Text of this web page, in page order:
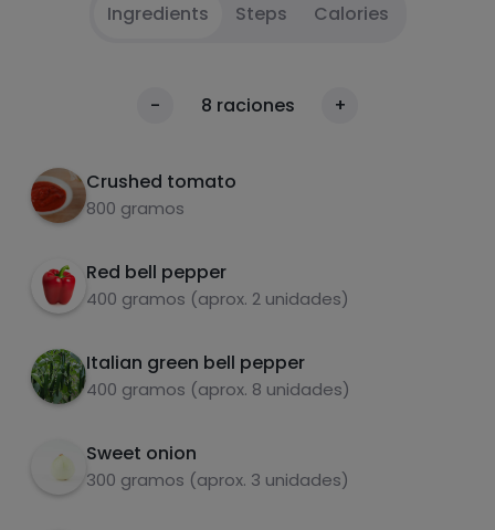
Ingredients Steps Calories
- 8 raciones +
Crushed tomato
800 gramos
Red bell pepper
400 gramos (aprox. 2 unidades)
Italian green bell pepper
400 gramos (aprox. 8 unidades)
Sweet onion
300 gramos (aprox. 3 unidades)
Chop all the vegetables and sauté with the
2 When they are soft, add the tomato puree
3 Sauté for 15-20 minutes, until the tomato is
4
You can leave it like this, or beat it all
carbohydrates proteins